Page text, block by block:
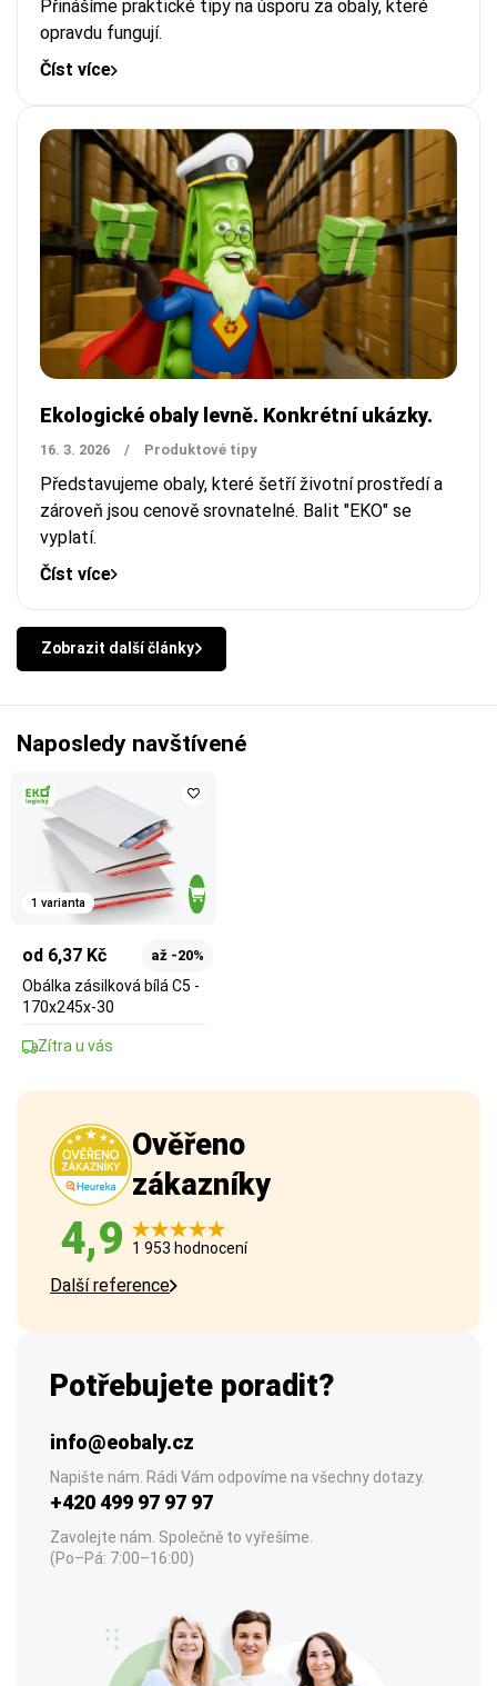
Přinášíme praktické tipy na úsporu za obaly, které
opravdu fungují.
Číst více
Ekologické obaly levně. Konkrétní ukázky.
16. 3. 2026 / Produktové tipy
Představujeme obaly, které šetří životní prostředí a
zároveň jsou cenově srovnatelné. Balit "EKO" se
vyplatí.
Číst více
Zobrazit další články
Naposledy navštívené
1 varianta
od 6,37 Kč až -20%
Obálka zásilková bílá C5 -
170x245x-30
Zítra u vás
Ověřeno
zákazníky
4,9 1 953 hodnocení
Další reference
Potřebujete poradit?
info@eobaly.cz
Napište nám. Rádi Vám odpovíme na všechny dotazy.
+420 499 97 97 97
Zavolejte nám. Společně to vyřešíme.
(Po–Pá: 7:00–16:00)